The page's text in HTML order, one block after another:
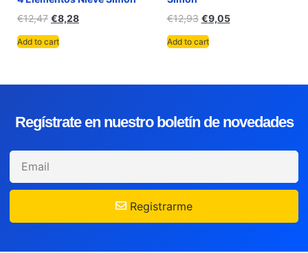
€12,47 €8,28
Add to cart
€12,93 €9,05
Add to cart
Regístrate en nuestro boletín de novedades
Registrarme